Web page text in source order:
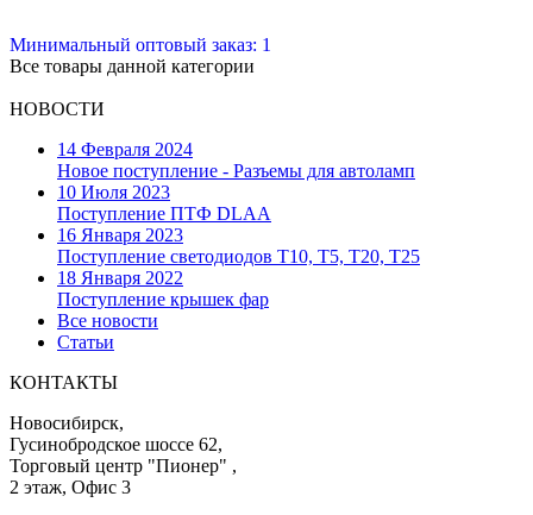
Минимальный оптовый заказ: 1
Все товары данной категории
НОВОСТИ
14 Февраля 2024
Новое поступление - Разъемы для автоламп
10 Июля 2023
Поступление ПТФ DLAA
16 Января 2023
Поступление светодиодов T10, T5, T20, T25
18 Января 2022
Поступление крышек фар
Все новости
Статьи
КОНТАКТЫ
Новосибирск,
Гусинобродское шоссе 62,
Торговый центр "Пионер" ,
2 этаж, Офис 3